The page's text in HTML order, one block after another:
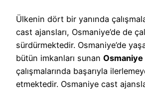
Ülkenin dört bir yanında
cast ajansları, Osmaniye’de de
sürdürmektedir. Osmaniye’de
bütün imkanları sunan Osmaniye
çalışmalarında başarıyla
etmektedir. Osmaniye cast